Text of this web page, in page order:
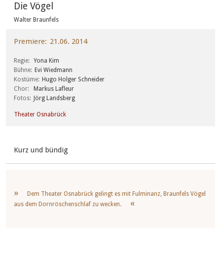
Die Vögel
Walter Braunfels
Premiere 21.06. 2014
Regie
Yona Kim
Bühne Evi Wiedmann
Kostüme Hugo Holger Schneider
Chor
Markus Lafleur
Fotos Jörg Landsberg
Theater Osnabrück
Kurz und bündig
Dem Theater Osnabrück gelingt es mit Fulminanz, Braunfels Vögel
aus dem Dornröschenschlaf zu wecken.